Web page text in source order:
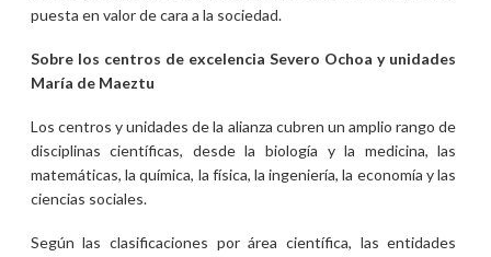
puesta en valor de cara a la sociedad.
Sobre los centros de excelencia Severo Ochoa y unidades
María de Maeztu
Los centros y unidades de la alianza cubren un amplio rango de
disciplinas científicas, desde la biología y la medicina, las
matemáticas, la química, la física, la ingeniería, la economía y las
ciencias sociales.
Según las clasificaciones por área científica, las entidades